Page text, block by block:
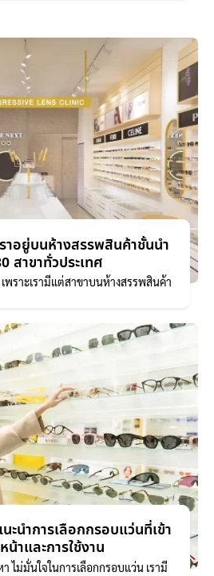
ราอยู่บนห้างสรรพสินค้าชั้นนำ
สาขาทั่วประเทศ
พราะเรามีแต่สาขาบนห้างสรรพสินค้า
ะนำการเลือกกรอบแว่นที่เข้า
น้าและการใช้งาน
ม่มั่นใจในการเลือกกรอบแว่น เรามี